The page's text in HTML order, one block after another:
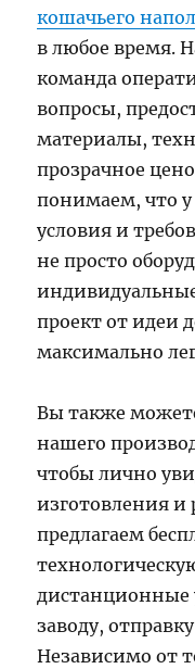
кошачьего
в любое время.
команда
вопросы,
материалы,
прозрачное
понимаем, что у
условия и
не просто
проект от идеи
максимально
Вы также
нашего
чтобы лично
изготовления
предлагаем
дистанционные
заводу,
Независимо от